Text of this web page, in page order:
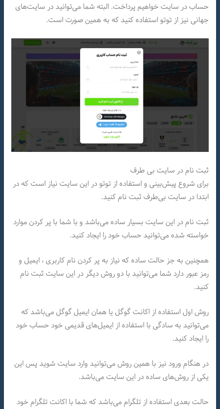
حساب در سایت خواهیم پرداخت. البته شما می‌توانید در سایت‌های
جهانی نیز از توتو استفاده کنید که به همین صورت است.
ثبت نام در سایت بی طرف
برای شروع پیش‌بینی و استفاده از توتو در این سایت نیاز است که در
ابتدا در سایت بی‌طرف ثبت نام کنید.
ثبت نام در این سایت بسیار ساده می‌باشد و با شما با پر کردن موارد
خواسته شده می‌توانید حساب خود را ایجاد کنید.
همچنین به جز حالت ساده که نیاز به پر کردن نام کاربری ، ایمیل و
رمز عبور دارد شما می‌توانید با دو روش دیگر در این سایت ثبت نام
کنید.
روش اول استفاده از اکانت گوگل یا همان ایمیل گوگل می‌باشد که
می‌توانید به سادگی با استفاده از ایمیل‌های قدیمی خود حساب خود
را ایجاد کنید.
در هنگام ورود نیز با همین روش می‌توانید وارد سایت شوید پس این
یکی از روش‌های ساده در این سایت می‌باشد.
حالت بعدی استفاده از تلگرام می‌باشد که شما با اکانت تلگرام خود